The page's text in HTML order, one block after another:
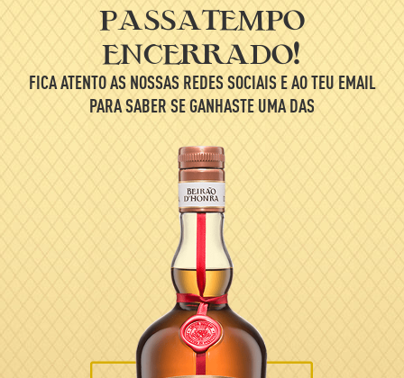
passatempo
encerrado!
FICA ATENTO AS NOSSAS REDES SOCIAIS E AO TEU EMAIL
PARA SABER SE GANHASTE UMA DAS